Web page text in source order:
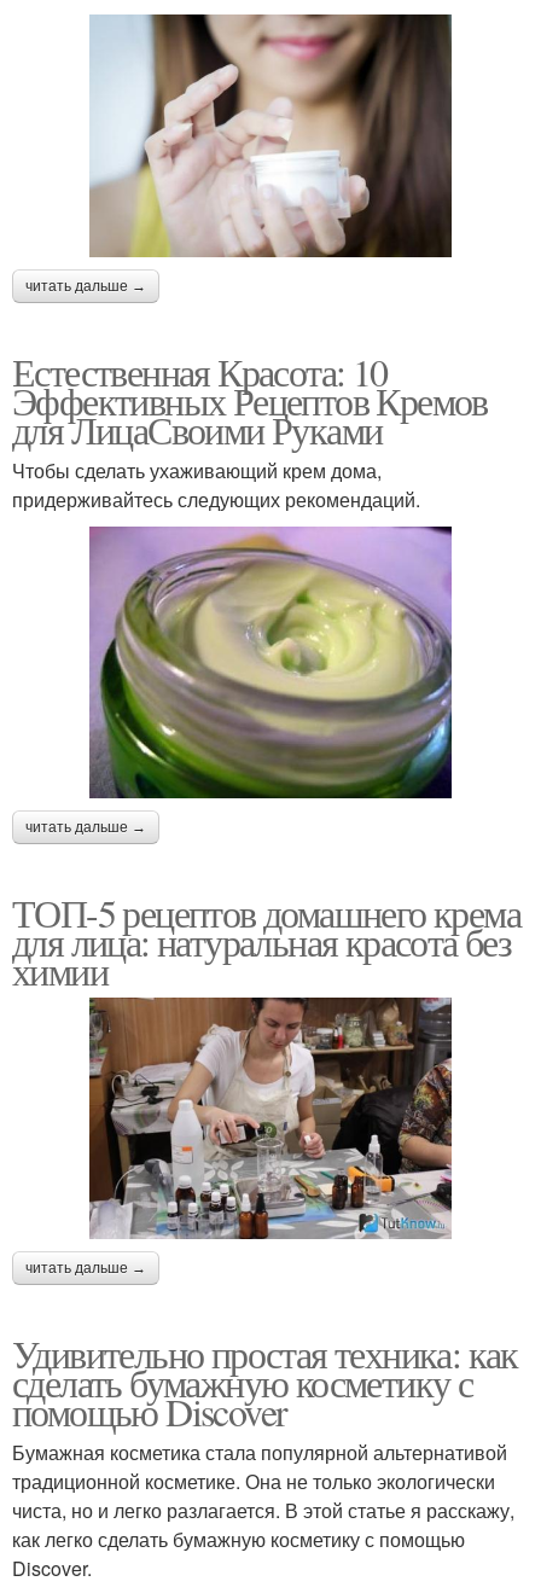
читать дальше →
Естественная Красота: 10
Эффективных Рецептов Кремов
для ЛицаСвоими Руками
Чтобы сделать ухаживающий крем дома,
придерживайтесь следующих рекомендаций.
читать дальше →
ТОП-5 рецептов домашнего крема
для лица: натуральная красота без
химии
читать дальше →
Удивительно простая техника: как
сделать бумажную косметику с
помощью Discover
Бумажная косметика стала популярной альтернативой
традиционной косметике. Она не только экологически
чиста, но и легко разлагается. В этой статье я расскажу,
как легко сделать бумажную косметику с помощью
Discover.